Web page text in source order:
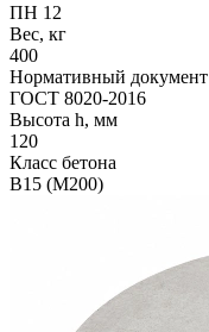
ПН 12
Вес, кг
400
Нормативный документ
ГОСТ 8020-2016
Высота h, мм
120
Класс бетона
B15 (M200)